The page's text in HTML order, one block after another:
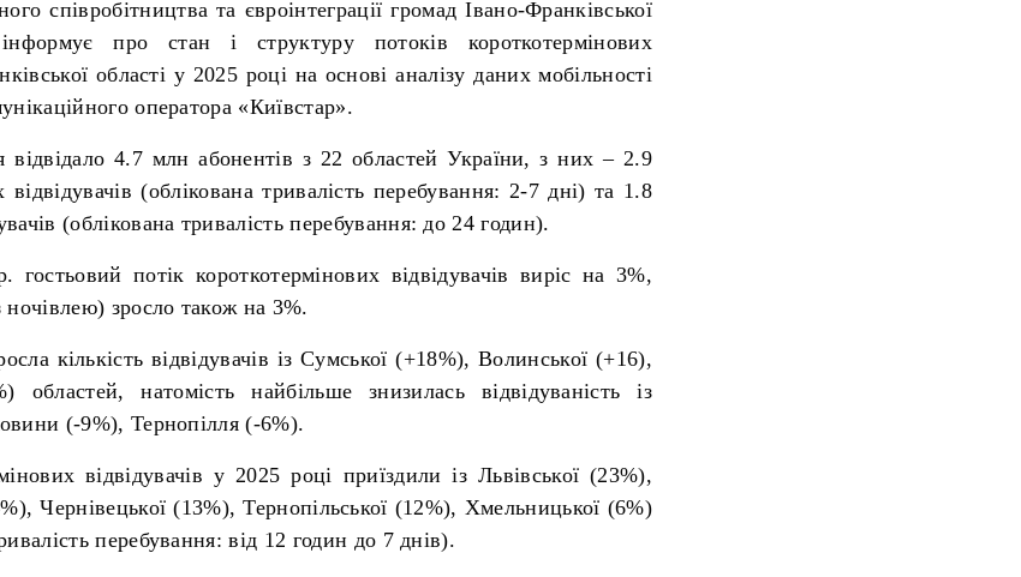
співробітництва та євроінтеграції громад Івано-Франківської
інформує про стан і структуру потоків короткотермінових
області у 2025 році на основі аналізу даних мобільності
оператора «Київстар».
4.7 млн абонентів з 22 областей України, з них – 2.9
(облікована тривалість перебування: 2-7 дні) та 1.8
(облікована тривалість перебування: до 24 годин).
потік короткотермінових відвідувачів виріс на 3%,
ночівлею) зросло також на 3%.
кількість відвідувачів із Сумської (+18%), Волинської (+16),
областей, натомість найбільше знизилась відвідуваність із
(-9%), Тернопілля (-6%).
відвідувачів у 2025 році приїздили із Львівської (23%),
Чернівецької (13%), Тернопільської (12%), Хмельницької (6%)
перебування: від 12 годин до 7 днів).